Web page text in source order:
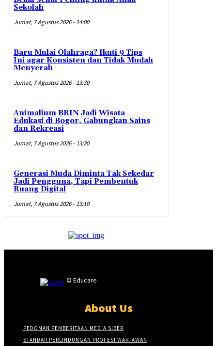
Sekolah
Jumat, 7 Agustus 2026 - 14:00
Baru Mulai Olahraga? Ikuti 9 Tips
Ini agar Konsisten dan Tidak Mudah
Menyerah
Jumat, 7 Agustus 2026 - 13:30
Animalium BRIN Jadi Wisata
Edukasi di Bogor, Gabungkan Sains
dan Rekreasi
Jumat, 7 Agustus 2026 - 13:20
Generasi Muda Diminta Tak Sekedar
Jadi Pengguna, Tapi Pembentuk
Ruang Digital
Jumat, 7 Agustus 2026 - 13:10
© Educare
About Us
PEDOMAN PEMBERITAAN MEDIA SIBER
STANDAR PERLINDUNGAN PROFESI WARTAWAN